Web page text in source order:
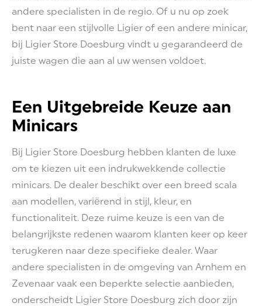
andere specialisten in de regio. Of u nu op zoek
bent naar een stijlvolle Ligier of een andere minicar,
bij Ligier Store Doesburg vindt u gegarandeerd de
juiste wagen die aan al uw wensen voldoet.
Een Uitgebreide Keuze aan
Minicars
Bij Ligier Store Doesburg hebben klanten de luxe
om te kiezen uit een indrukwekkende collectie
minicars. De dealer beschikt over een breed scala
aan modellen, variërend in stijl, kleur, en
functionaliteit. Deze ruime keuze is een van de
belangrijkste redenen waarom klanten keer op keer
terugkeren naar deze specifieke dealer. Waar
andere specialisten in de omgeving van Arnhem en
Zevenaar vaak een beperkte selectie aanbieden,
onderscheidt Ligier Store Doesburg zich door zijn